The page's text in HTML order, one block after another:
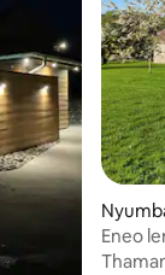
Eneo
Comté